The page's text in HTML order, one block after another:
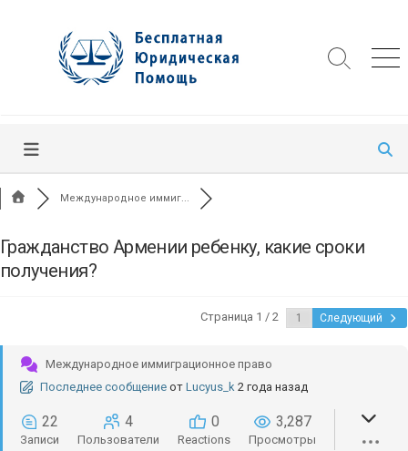
Search
Международное иммиг...
Гражданство Армении ребенку, какие сроки
получения?
Страница 1 / 2 Следующий
Международное иммиграционное право
Последнее сообщение от Lucyus_k 2 года назад
22
Записи
4
Пользователи
0
Reactions
3,287
Просмотры